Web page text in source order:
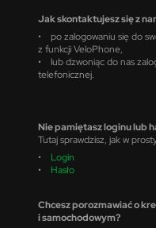
Jak skontaktujesz się z
• po zalogowaniu się do
z funkcji VeloPhone,
• lub dzwoniąc do nas
telefonicznej.
Nie pamiętasz loginu lub
Tutaj sprawdzisz, jak w
• Login
• Hasło
Chcesz porozmawiać o
i samochodowym?